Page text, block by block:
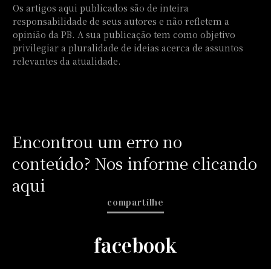
Os artigos aqui publicados são de inteira
responsabilidade de seus autores e não refletem a
opinião da PB. A sua publicação tem como objetivo
privilegiar a pluralidade de ideias acerca de assuntos
relevantes da atualidade.
Encontrou um erro no
conteúdo? Nos informe clicando
aqui
compartilhe
facebook